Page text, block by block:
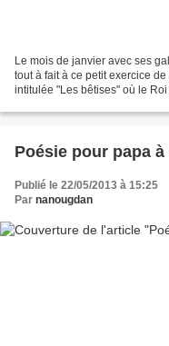
Le mois de janvier avec ses
tout à fait à ce petit exercice
intitulée "Les bêtises" où le
Poésie pour papa
Publié le 22/05/2013 à 15:25
Par nanougdan